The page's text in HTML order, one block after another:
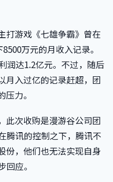
打游戏《七雄争霸》曾在
万元的月收入记录。
润达1.2亿元。不过，随后
月入过亿的记录赶超，团
力。
此次收购是漫游谷公司团
腾讯的控制之下，腾讯不
份，他们也无法实现自身
应。